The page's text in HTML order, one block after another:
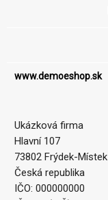
www.demoeshop.sk
Ukázková firma
Hlavní 107
73802 Frýdek-Místek
Česká republika
IČO: 000000000